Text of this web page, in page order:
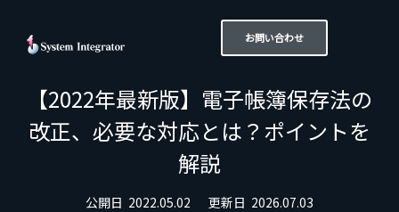
お問い合わせ
【2022年最新版】電子帳簿保存法の
改正、必要な対応とは？ポイントを
解説
公開日 2022.05.02 更新日 2026.07.03